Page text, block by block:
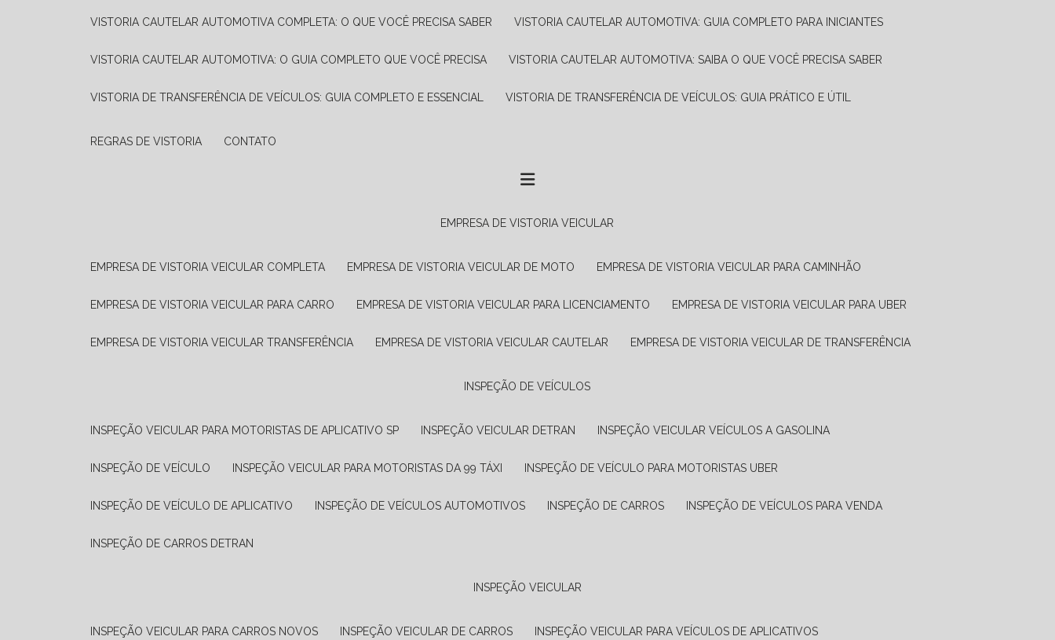
VISTORIA CAUTELAR AUTOMOTIVA COMPLETA: O QUE VOCÊ PRECISA SABER VISTORIA CAUTELAR AUTOMOTIVA: GUIA COMPLETO PARA INICIANTES
VISTORIA CAUTELAR AUTOMOTIVA: O GUIA COMPLETO QUE VOCÊ PRECISA VISTORIA CAUTELAR AUTOMOTIVA: SAIBA O QUE VOCÊ PRECISA SABER
VISTORIA DE TRANSFERÊNCIA DE VEÍCULOS: GUIA COMPLETO E ESSENCIAL VISTORIA DE TRANSFERÊNCIA DE VEÍCULOS: GUIA PRÁTICO E ÚTIL
REGRAS DE VISTORIA CONTATO
EMPRESA DE VISTORIA VEICULAR
EMPRESA DE VISTORIA VEICULAR COMPLETA EMPRESA DE VISTORIA VEICULAR DE MOTO EMPRESA DE VISTORIA VEICULAR PARA CAMINHÃO
EMPRESA DE VISTORIA VEICULAR PARA CARRO EMPRESA DE VISTORIA VEICULAR PARA LICENCIAMENTO EMPRESA DE VISTORIA VEICULAR PARA UBER
EMPRESA DE VISTORIA VEICULAR TRANSFERÊNCIA EMPRESA DE VISTORIA VEICULAR CAUTELAR EMPRESA DE VISTORIA VEICULAR DE TRANSFERÊNCIA
INSPEÇÃO DE VEÍCULOS
INSPEÇÃO VEICULAR PARA MOTORISTAS DE APLICATIVO SP INSPEÇÃO VEICULAR DETRAN INSPEÇÃO VEICULAR VEÍCULOS A GASOLINA
INSPEÇÃO DE VEÍCULO INSPEÇÃO VEICULAR PARA MOTORISTAS DA 99 TÁXI INSPEÇÃO DE VEÍCULO PARA MOTORISTAS UBER
INSPEÇÃO DE VEÍCULO DE APLICATIVO INSPEÇÃO DE VEÍCULOS AUTOMOTIVOS INSPEÇÃO DE CARROS INSPEÇÃO DE VEÍCULOS PARA VENDA
INSPEÇÃO DE CARROS DETRAN
INSPEÇÃO VEICULAR
INSPEÇÃO VEICULAR PARA CARROS NOVOS INSPEÇÃO VEICULAR DE CARROS INSPEÇÃO VEICULAR PARA VEÍCULOS DE APLICATIVOS